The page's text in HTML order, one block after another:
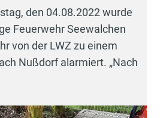
den 04.08.2022 wurde
Feuerwehr Seewalchen
von der LWZ zu einem
Nußdorf alarmiert. „Nach